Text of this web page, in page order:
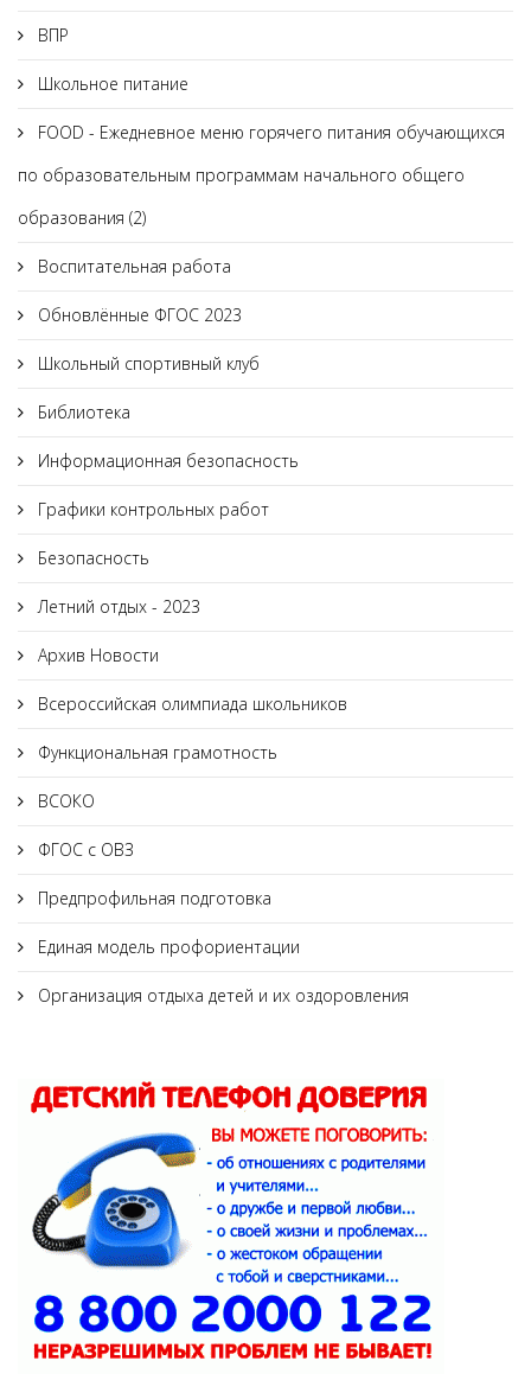
ВПР
Школьное питание
FOOD - Ежедневное меню горячего питания обучающихся
по образовательным программам начального общего
образования (2)
Воспитательная работа
Обновлённые ФГОС 2023
Школьный спортивный клуб
Библиотека
Информационная безопасность
Графики контрольных работ
Безопасность
Летний отдых - 2023
Архив Новости
Всероссийская олимпиада школьников
Функциональная грамотность
ВСОКО
ФГОС с ОВЗ
Предпрофильная подготовка
Единая модель профориентации
Организация отдыха детей и их оздоровления